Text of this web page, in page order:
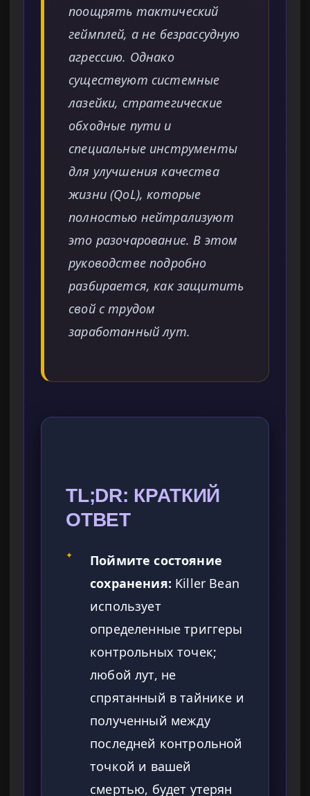
поощрять тактический
геймплей, а не безрассудную
агрессию. Однако
существуют системные
лазейки, стратегические
обходные пути и
специальные инструменты
для улучшения качества
жизни (QoL), которые
полностью нейтрализуют
это разочарование. В этом
руководстве подробно
разбирается, как защитить
свой с трудом
заработанный лут.
TL;DR: КРАТКИЙ
ОТВЕТ
✦
Поймите состояние
сохранения: Killer Bean
использует
определенные триггеры
контрольных точек;
любой лут, не
спрятанный в тайнике и
полученный между
последней контрольной
точкой и вашей
смертью, будет утерян